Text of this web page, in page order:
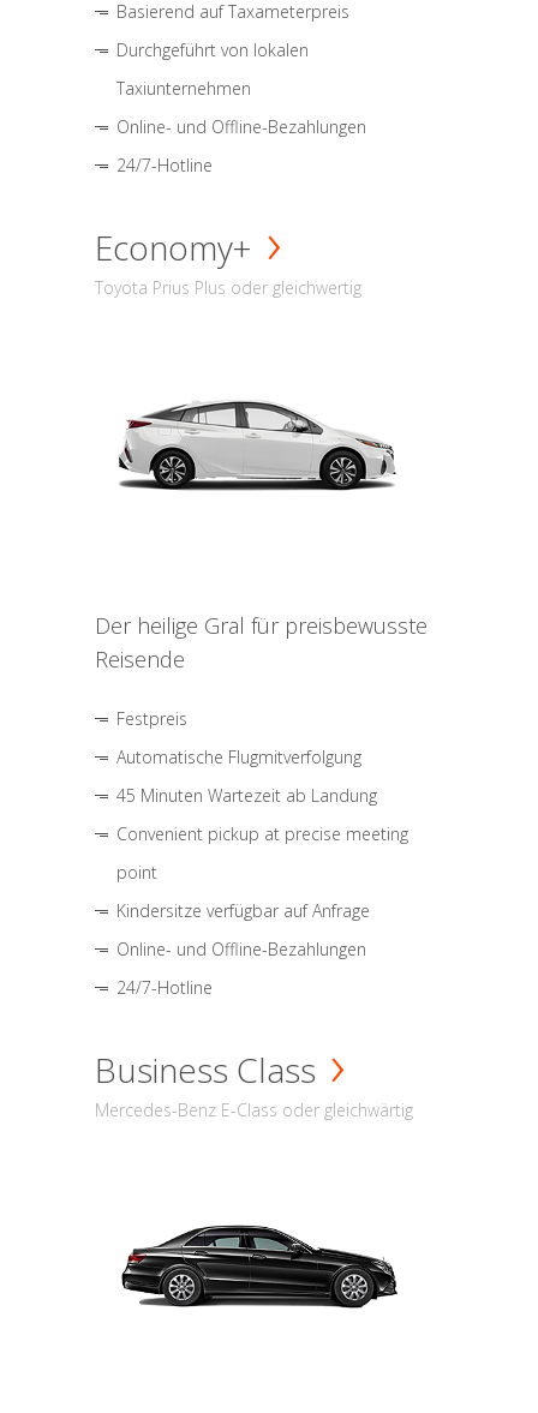
Basierend auf Taxameterpreis
Durchgeführt von lokalen
Taxiunternehmen
Online- und Offline-Bezahlungen
24/7-Hotline
Economy+
Toyota Prius Plus oder gleichwertig
Der heilige Gral für preisbewusste
Reisende
Festpreis
Automatische Flugmitverfolgung
45 Minuten Wartezeit ab Landung
Convenient pickup at precise meeting
point
Kindersitze verfügbar auf Anfrage
Online- und Offline-Bezahlungen
24/7-Hotline
Business Class
Mercedes-Benz E-Class oder gleichwärtig